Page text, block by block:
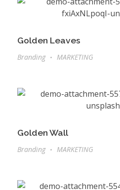
Golden Leaves
Branding
MARKETING
Golden Wall
Branding
MARKETING